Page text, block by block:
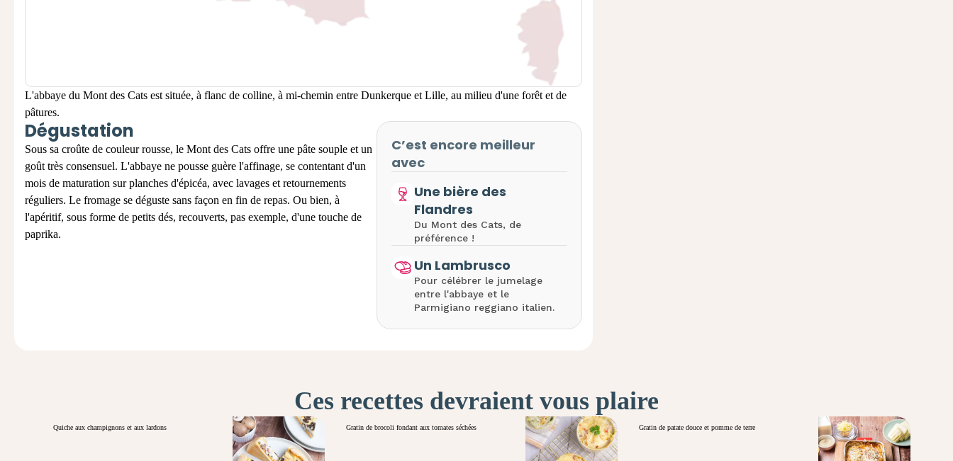
L'abbaye du Mont des Cats est située, à flanc de colline, à mi-chemin entre Dunkerque et Lille, au milieu d'une forêt et de
pâtures.
Dégustation
Sous sa croûte de couleur rousse, le Mont des Cats offre une pâte souple et un
goût très consensuel. L'abbaye ne pousse guère l'affinage, se contentant d'un
mois de maturation sur planches d'épicéa, avec lavages et retournements
réguliers. Le fromage se déguste sans façon en fin de repas. Ou bien, à
l'apéritif, sous forme de petits dés, recouverts, pas exemple, d'une touche de
paprika.
C’est encore meilleur
avec
Une bière des
Flandres
Du Mont des Cats, de
préférence !
Un Lambrusco
Pour célébrer le jumelage
entre l'abbaye et le
Parmigiano reggiano italien.
Ces recettes devraient vous plaire
Quiche aux champignons et aux lardons Gratin de brocoli fondant aux tomates séchées Gratin de patate douce et pomme de terre